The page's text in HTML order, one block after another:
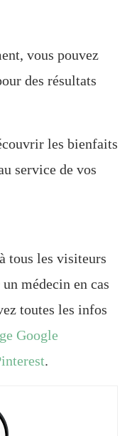
vous pouvez
des résultats
les bienfaits
service de vos
tous les visiteurs
médecin en cas
toutes les infos
Google
.